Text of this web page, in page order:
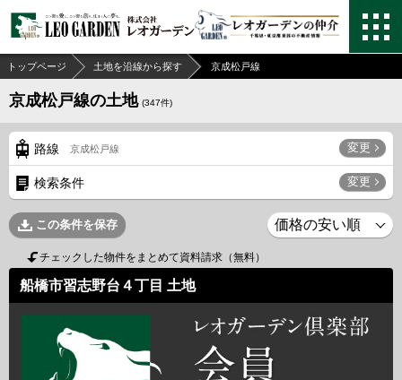
トップページ 土地を沿線から探す 京成松戸線
京成松戸線の土地 (347件)
路線 京成松戸線 変更
検索条件 変更
この条件を保存
チェックした物件をまとめて資料請求（無料）
船橋市習志野台４丁目 土地